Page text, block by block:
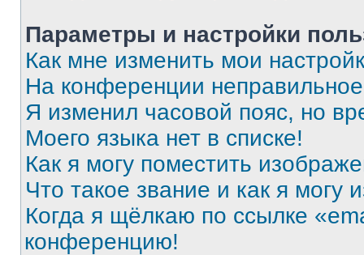
Параметры и настройки
Как мне изменить мои
На конференции
Я изменил часовой пояс, но
Моего языка нет в списке!
Как я могу поместить
Что такое звание и как я могу
Когда я щёлкаю по ссылке
конференцию!